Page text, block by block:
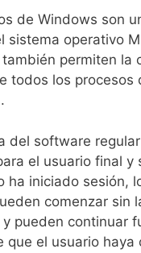
de Windows son
sistema operativo
permiten la
todos los procesos
del software
el usuario final y
ha iniciado sesión,
comenzar sin
pueden continuar
que el usuario haya